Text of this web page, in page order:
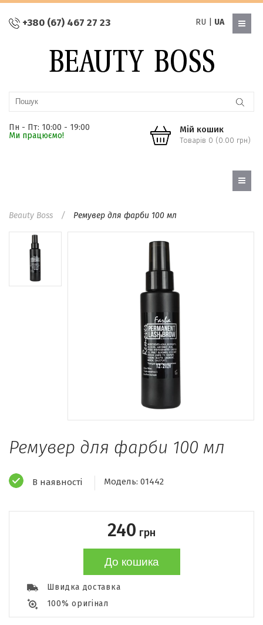
+380 (67) 467 27 23 RU UA
Пн - Пт: 10:00 - 19:00
Ми працюємо!
Мій кошик
Товарів 0 (0.00 грн)
Beauty Boss Ремувер для фарби 100 мл
Ремувер для фарби 100 мл
В наявності Модель: 01442
240 грн
До кошика
Швидка доставка
100% оригінал